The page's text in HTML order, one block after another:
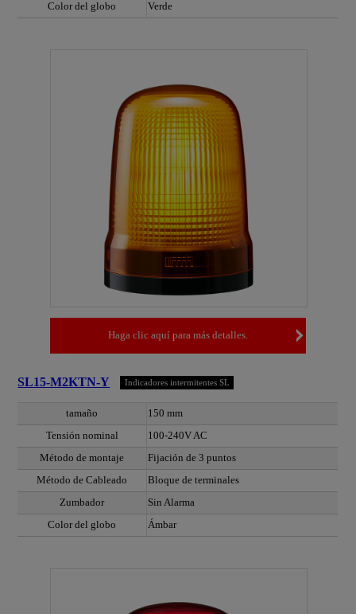
Color del globo
Verde
Haga clic aquí para más detalles.
SL15-M2KTN-Y Indicadores intermitentes SL
tamaño
150 mm
Tensión nominal
100-240V AC
Método de montaje
Fijación de 3 puntos
Método de Cableado
Bloque de terminales
Zumbador
Sin Alarma
Color del globo
Ámbar